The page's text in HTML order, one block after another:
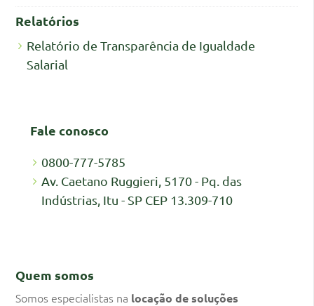
Relatórios
Relatório de Transparência de Igualdade
Salarial
Fale conosco
0800-777-5785
Av. Caetano Ruggieri, 5170 - Pq. das
Indústrias, Itu - SP CEP 13.309-710
Quem somos
Somos especialistas na locação de soluções